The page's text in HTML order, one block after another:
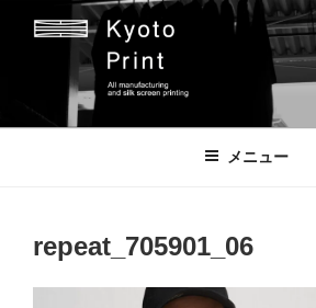
京都プリント
京都市のオリジナルプリント会社
メニュー
repeat_705901_06